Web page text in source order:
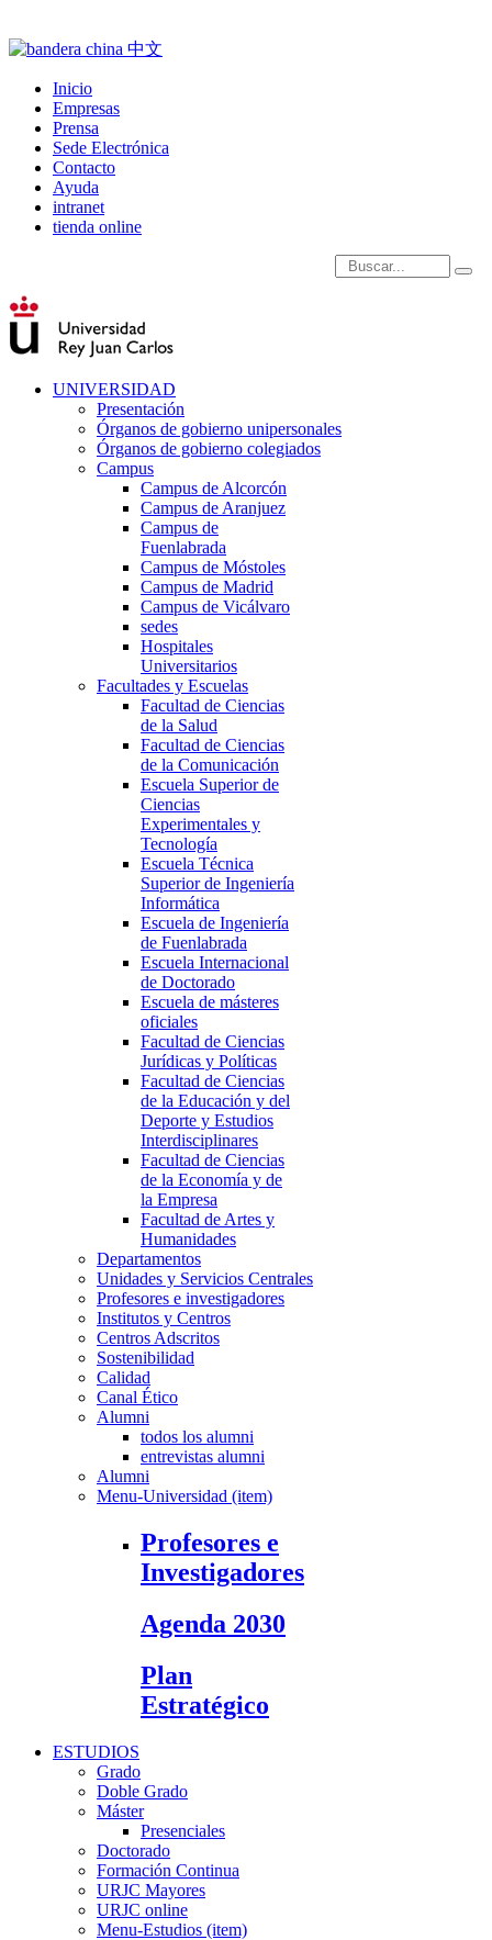
Inicio
Empresas
Prensa
Sede Electrónica
Contacto
Ayuda
intranet
tienda online
Introduce términos de
UNIVERSIDAD
Presentación
Órganos de gobierno unipersonales
Órganos de gobierno colegiados
Campus
Campus de Alcorcón
Campus de Aranjuez
Campus de
Fuenlabrada
Campus de Móstoles
Campus de Madrid
Campus de Vicálvaro
sedes
Hospitales
Universitarios
Facultades y Escuelas
Facultad de Ciencias
de la Salud
Facultad de Ciencias
de la Comunicación
Escuela Superior de
Ciencias
Experimentales y
Tecnología
Escuela Técnica
Superior de Ingeniería
Informática
Escuela de Ingeniería
de Fuenlabrada
Escuela Internacional
de Doctorado
Escuela de másteres
oficiales
Facultad de Ciencias
Jurídicas y Políticas
Facultad de Ciencias
de la Educación y del
Deporte y Estudios
Interdisciplinares
Facultad de Ciencias
de la Economía y de
la Empresa
Facultad de Artes y
Humanidades
Departamentos
Unidades y Servicios Centrales
Profesores e investigadores
Institutos y Centros
Centros Adscritos
Sostenibilidad
Calidad
Canal Ético
Alumni
todos los alumni
entrevistas alumni
Alumni
Menu-Universidad (item)
Profesores e
Investigadores
Agenda 2030
Plan
Estratégico
ESTUDIOS
Grado
Doble Grado
Máster
Presenciales
Doctorado
Formación Continua
URJC Mayores
URJC online
Menu-Estudios (item)